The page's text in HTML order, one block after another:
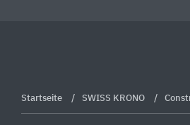
Startseite SWISS KRONO